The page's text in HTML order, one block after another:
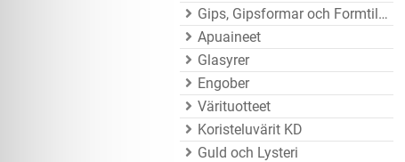
Gips, Gipsformar och Formtillbehör
Apuaineet
Glasyrer
Engober
Värituotteet
Koristeluvärit KD
Guld och Lysteri